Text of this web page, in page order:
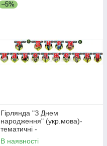
–5%
Гірлянда "З Днем
народження" (укр.мова)-
тематичні -
В наявності